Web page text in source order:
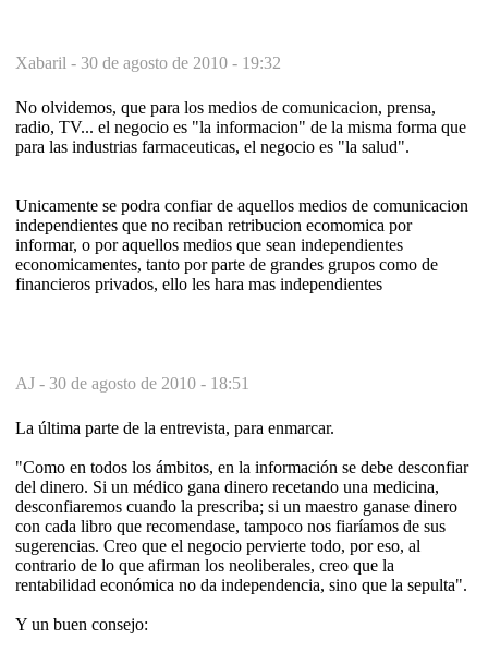
Xabaril - 30 de agosto de 2010 - 19:32
No olvidemos, que para los medios de comunicacion, prensa,
radio, TV... el negocio es "la informacion" de la misma forma que
para las industrias farmaceuticas, el negocio es "la salud".
Unicamente se podra confiar de aquellos medios de comunicacion
independientes que no reciban retribucion ecomomica por
informar, o por aquellos medios que sean independientes
economicamentes, tanto por parte de grandes grupos como de
financieros privados, ello les hara mas independientes
AJ - 30 de agosto de 2010 - 18:51
La última parte de la entrevista, para enmarcar.
"Como en todos los ámbitos, en la información se debe desconfiar
del dinero. Si un médico gana dinero recetando una medicina,
desconfiaremos cuando la prescriba; si un maestro ganase dinero
con cada libro que recomendase, tampoco nos fiaríamos de sus
sugerencias. Creo que el negocio pervierte todo, por eso, al
contrario de lo que afirman los neoliberales, creo que la
rentabilidad económica no da independencia, sino que la sepulta".
Y un buen consejo: